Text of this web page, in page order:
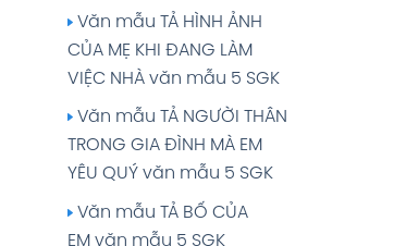
Văn mẫu TẢ HÌNH ẢNH
CỦA MẸ KHI ĐANG LÀM
VIỆC NHÀ văn mẫu 5 SGK
Văn mẫu TẢ NGƯỜI THÂN
TRONG GIA ĐÌNH MÀ EM
YÊU QUÝ văn mẫu 5 SGK
Văn mẫu TẢ BỐ CỦA
EM văn mẫu 5 SGK